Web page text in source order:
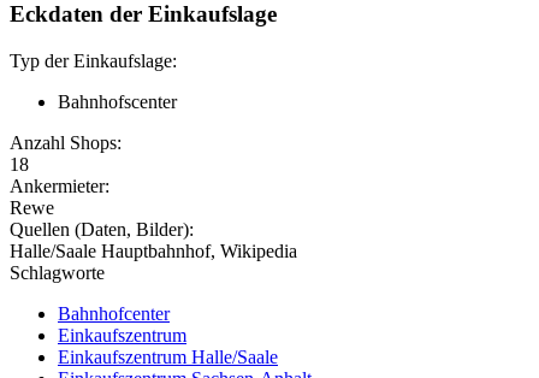
Eckdaten der Einkaufslage
Typ der Einkaufslage:
Bahnhofscenter
Anzahl Shops:
18
Ankermieter:
Rewe
Quellen (Daten, Bilder):
Halle/Saale Hauptbahnhof, Wikipedia
Schlagworte
Bahnhofcenter
Einkaufszentrum
Einkaufszentrum Halle/Saale